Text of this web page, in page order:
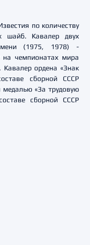
по количеству
Кавалер двух
(1975, 1978) -
чемпионатах мира
ордена «Знак
сборной СССР
«За трудовую
сборной СССР